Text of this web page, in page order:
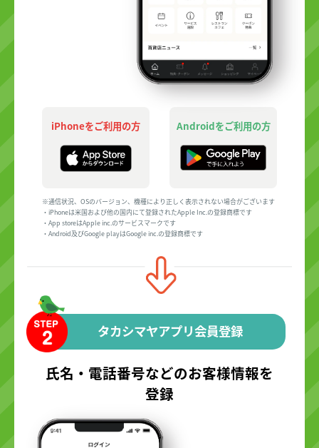
iPhoneをご利用の方 Androidをご利用の方
※通信状況、OSのバージョン、機種により正しく表示されない場合がございます
・iPhoneは米国および他の国内にて登録されたApple Inc.の登録商標です
・App storeはApple inc.のサービスマークです
・Android及びGoogle playはGoogle inc.の登録商標です
タカシマヤアプリ会員登録
氏名・電話番号などのお客様情報を
登録